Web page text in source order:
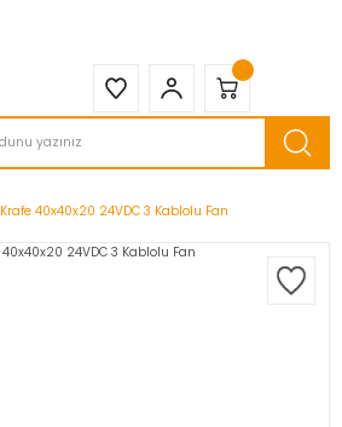
Krafe 40x40x20 24VDC 3 Kablolu Fan